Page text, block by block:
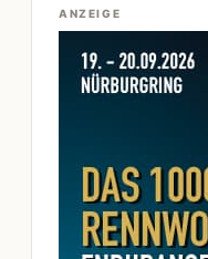
ANZEIGE